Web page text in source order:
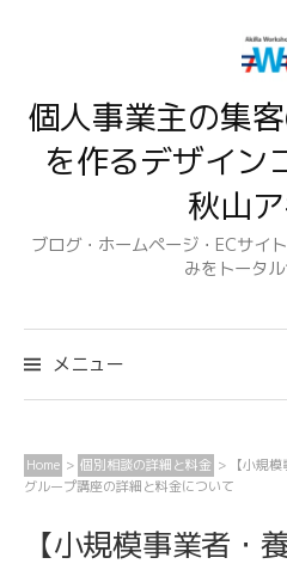
ン
キ
個人事業主の集
を作るデザイン
秋山
ブログ・ホームページ・ECサイ
みをトータ
メニュー
Home > 個別相談の詳細と料金 >
【小規
グループ講座の詳細と料金について
【小規模事業者・